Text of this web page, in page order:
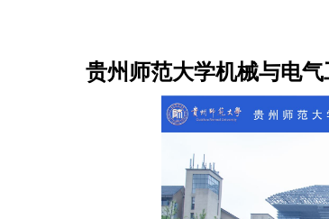
贵州师范大学机械与电